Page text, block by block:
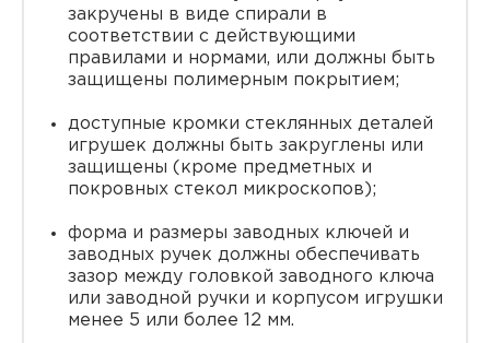
закручены в виде спирали в
соответствии с действующими
правилами и нормами, или должны быть
защищены полимерным покрытием;
доступные кромки стеклянных деталей
игрушек должны быть закруглены или
защищены (кроме предметных и
покровных стекол микроскопов);
форма и размеры заводных ключей и
заводных ручек должны обеспечивать
зазор между головкой заводного ключа
или заводной ручки и корпусом игрушки
менее 5 или более 12 мм.